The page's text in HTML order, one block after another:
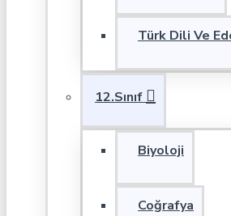
Türk Dili Ve
12.Sınıf
Biyoloji
Coğrafya